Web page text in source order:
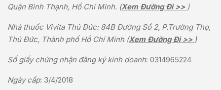
Quận Bình Thạnh, Hồ Chí Minh. (Xem Đường Đi >> )
Nhà thuốc Vivita Thủ Đức: 84B Đường Số 2, P.Trường Thọ,
Thủ Đức, Thành phố Hồ Chí Minh (Xem Đường Đi >> )
Số giấy chứng nhận đăng ký kinh doanh: 0314965224
Ngày cấp: 3/4/2018